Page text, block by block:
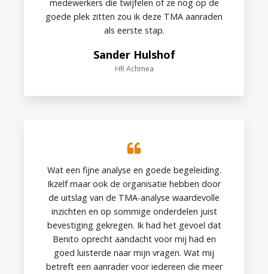
medewerkers die twijfelen of ze nog op de
goede plek zitten zou ik deze TMA aanraden
als eerste stap.
Sander Hulshof
HR Achmea
Wat een fijne analyse en goede begeleiding.
Ikzelf maar ook de organisatie hebben door
de uitslag van de TMA-analyse waardevolle
inzichten en op sommige onderdelen juist
bevestiging gekregen. Ik had het gevoel dat
Benito oprecht aandacht voor mij had en
goed luisterde naar mijn vragen. Wat mij
betreft een aanrader voor iedereen die meer